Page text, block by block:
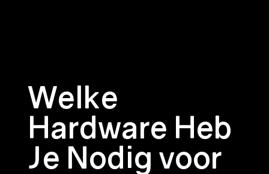
Welke
Hardware Heb
Je Nodig voor